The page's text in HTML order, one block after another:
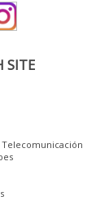
SITE
Telecomunicación